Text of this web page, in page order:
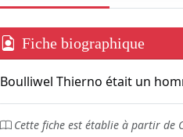
Fiche biographique
Boulliwel Thierno était un
Cette fiche est établie à partir de